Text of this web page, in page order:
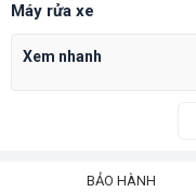
Máy rửa xe
Xem nhanh
BẢO HÀNH